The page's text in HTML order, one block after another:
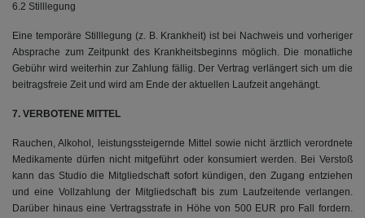
6.2 Stilllegung
Eine temporäre Stilllegung (z. B. Krankheit) ist bei Nachweis und vorheriger
Absprache zum Zeitpunkt des Krankheitsbeginns möglich. Die monatliche
Gebühr wird weiterhin zur Zahlung fällig. Der Vertrag verlängert sich um die
beitragsfreie Zeit und wird am Ende der aktuellen Laufzeit angehängt.
7. VERBOTENE MITTEL
Rauchen, Alkohol, leistungssteigernde Mittel sowie nicht ärztlich verordnete
Medikamente dürfen nicht mitgeführt oder konsumiert werden. Bei Verstoß
kann das Studio die Mitgliedschaft sofort kündigen, den Zugang entziehen
und eine Vollzahlung der Mitgliedschaft bis zum Laufzeitende verlangen.
Darüber hinaus eine Vertragsstrafe in Höhe von 500 EUR pro Fall fordern.